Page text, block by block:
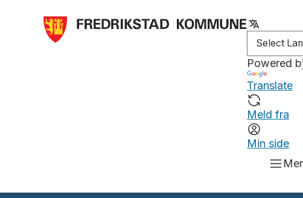
Powered
Translate
Meld fra
Min side